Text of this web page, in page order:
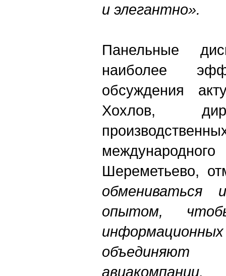
и элегантно».
Панельные
наиболее
обсуждения
Хохлов,
м
Шереметьево,
обмениваться
опытом,